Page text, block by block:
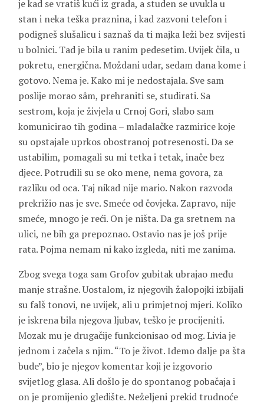
je kad se vratiš kući iz grada, a studen se uvukla u
stan i neka teška praznina, i kad zazvoni telefon i
podigneš slušalicu i saznaš da ti majka leži bez svijesti
u bolnici. Tad je bila u ranim pedesetim. Uvijek čila, u
pokretu, energična. Moždani udar, sedam dana kome i
gotovo. Nema je. Kako mi je nedostajala. Sve sam
poslije morao sâm, prehraniti se, studirati. Sa
sestrom, koja je živjela u Crnoj Gori, slabo sam
komunicirao tih godina – mladalačke razmirice koje
su opstajale uprkos obostranoj potresenosti. Da se
ustabilim, pomagali su mi tetka i tetak, inače bez
djece. Potrudili su se oko mene, nema govora, za
razliku od oca. Taj nikad nije mario. Nakon razvoda
prekrižio nas je sve. Smeće od čovjeka. Zapravo, nije
smeće, mnogo je reći. On je ništa. Da ga sretnem na
ulici, ne bih ga prepoznao. Ostavio nas je još prije
rata. Pojma nemam ni kako izgleda, niti me zanima.
Zbog svega toga sam Grofov gubitak ubrajao među
manje strašne. Uostalom, iz njegovih žalopojki izbijali
su falš tonovi, ne uvijek, ali u primjetnoj mjeri. Koliko
je iskrena bila njegova ljubav, teško je procijeniti.
Mozak mu je drugačije funkcionisao od mog. Livia je
jednom i začela s njim. “To je život. Idemo dalje pa šta
bude”, bio je njegov komentar koji je izgovorio
svijetlog glasa. Ali došlo je do spontanog pobačaja i
on je promijenio gledište. Neželjeni prekid trudnoće